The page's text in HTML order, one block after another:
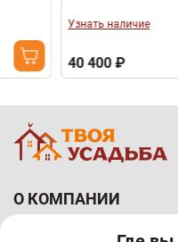
Узнать наличие
40 400 ₽
О КОМПАНИИ